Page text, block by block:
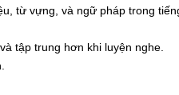
từ vựng, và ngữ pháp trong
tập trung hơn khi luyện nghe.